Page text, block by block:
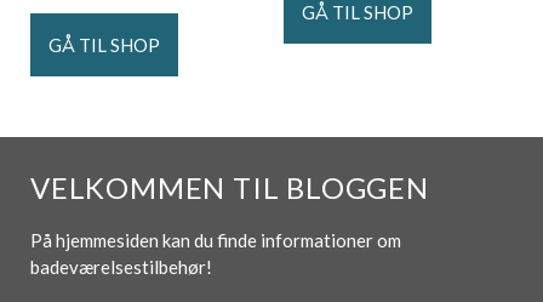
GÅ TIL SHOP
GÅ TIL SHOP
VELKOMMEN TIL BLOGGEN
På hjemmesiden kan du finde informationer om
badeværelsestilbehør!